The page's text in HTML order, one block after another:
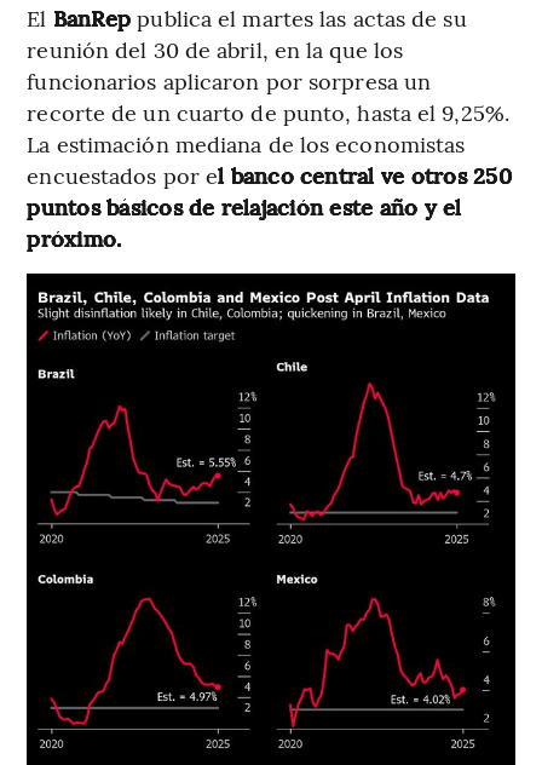
El BanReppublica el martes las actas de su
reunión del 30 de abril, en la que los
funcionarios aplicaron por sorpresa un
recorte de un cuarto de punto, hasta el 9,25%.
La estimación mediana de los economistas
encuestados por el banco central ve otros 250
puntos básicos de relajación este año y el
próximo.